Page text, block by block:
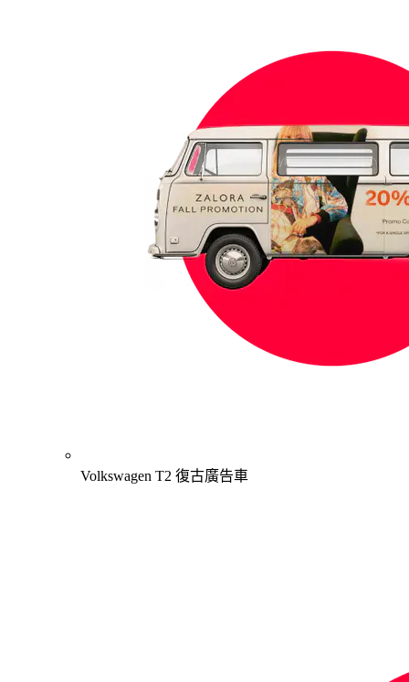
Volkswagen T2 復古廣告車